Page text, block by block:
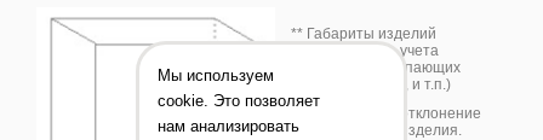
** Габариты изделий
приведены без учета
габаритов выступающих
деталей (замков, и т.п.)
*** Допустимое отклонение
+/-10 % от веса изделия.
Мы используем
cookie. Это позволяет
нам анализировать